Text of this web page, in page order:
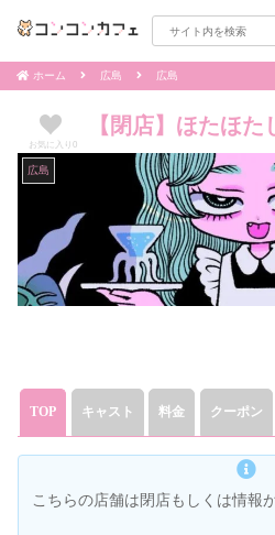
ホーム 広島 広島
お気に入り 0
【閉店】ほたほた
広島
TOP キャスト 料金 クーポン
こちらの店舗は閉店もしくは情報